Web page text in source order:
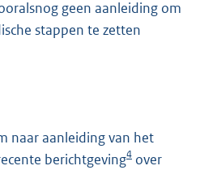
geen aanleiding om
stappen te zetten
naar aanleiding van het
berichtgeving4 over